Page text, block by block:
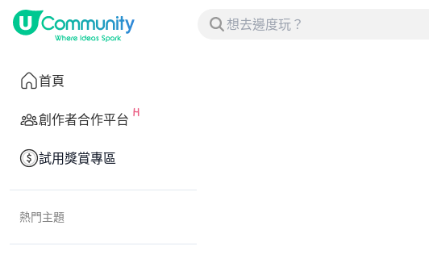
首頁
創作者合作平台
試用獎賞專區
熱門主題